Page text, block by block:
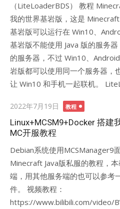
（LiteLoaderBDS） 教程
我的世界基岩版，这是
基岩版可以运行在 Win10、
基岩版不能使用 Java 版的服务
的服务器，不过 Win10、
岩版都可以使用同一个服务器，
让 Win10 和手机一起联机。
Posted
on
2022年7月19日 教程
Linux+MCSM9+Docker 搭建
MC开服教程
Debian系统使用MCSManager9
Minecraft Java版私服的教程，
端，用其他服务端的也可以参考
件。 视频教程：
https://www.bilibili.com/video/